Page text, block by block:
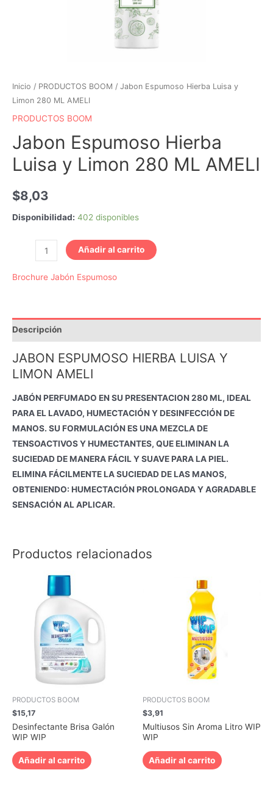
Inicio / PRODUCTOS BOOM / Jabon Espumoso Hierba Luisa y
Limon 280 ML AMELI
PRODUCTOS BOOM
Jabon Espumoso Hierba
Luisa y Limon 280 ML AMELI
$8,03
Disponibilidad: 402 disponibles
Espumoso
Hierba
Limon
ML
AMELI
Añadir al carrito
Brochure Jabón Espumoso
Descripción
JABON ESPUMOSO HIERBA LUISA Y
LIMON AMELI
JABÓN PERFUMADO EN SU PRESENTACION 280 ML, IDEAL
PARA EL LAVADO, HUMECTACIÓN Y DESINFECCIÓN DE
MANOS. SU FORMULACIÓN ES UNA MEZCLA DE
TENSOACTIVOS Y HUMECTANTES, QUE ELIMINAN LA
SUCIEDAD DE MANERA FÁCIL Y SUAVE PARA LA PIEL.
ELIMINA FÁCILMENTE LA SUCIEDAD DE LAS MANOS,
OBTENIENDO: HUMECTACIÓN PROLONGADA Y AGRADABLE
SENSACIÓN AL APLICAR.
Productos relacionados
PRODUCTOS BOOM
$15,17
Desinfectante Brisa Galón
WIP WIP
Añadir al carrito
PRODUCTOS BOOM
$3,91
Multiusos Sin Aroma Litro WIP
WIP
Añadir al carrito